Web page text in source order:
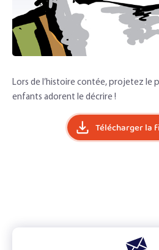
Lors de l’histoire contée, projetez le
enfants adorent le décrire !
Télécharger la